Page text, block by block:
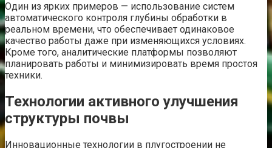
Один из ярких примеров — использование систем
автоматического контроля глубины обработки в
реальном времени, что обеспечивает одинаковое
качество работы даже при изменяющихся условиях.
Кроме того, аналитические платформы позволяют
планировать работы и минимизировать время простоя
техники.
Технологии активного улучшения
структуры почвы
Инновационные технологии в плугостроении не